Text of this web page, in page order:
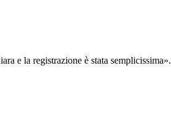
e la registrazione è stata semplicissima».